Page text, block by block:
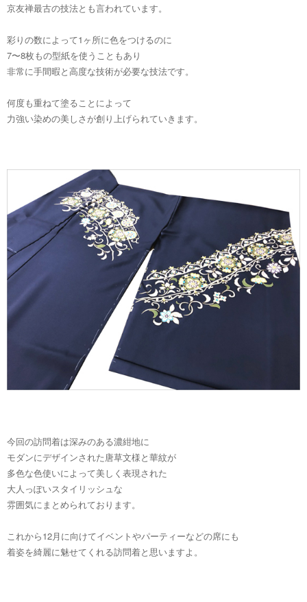
京友禅最古の技法とも言われています。
彩りの数によって1ヶ所に色をつけるのに
7〜8枚もの型紙を使うこともあり
非常に手間暇と高度な技術が必要な技法です。
何度も重ねて塗ることによって
力強い染めの美しさが創り上げられていきます。
今回の訪問着は深みのある濃紺地に
モダンにデザインされた唐草文様と華紋が
多色な色使いによって美しく表現された
大人っぽいスタイリッシュな
雰囲気にまとめられております。
これから12月に向けてイベントやパーティーなどの席にも
着姿を綺麗に魅せてくれる訪問着と思いますよ。